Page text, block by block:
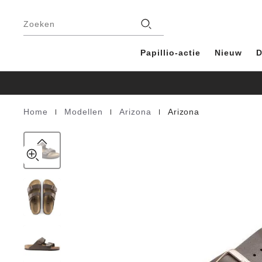
Zoeken
Papillio-actie Nieuw
Homepage
Home Modellen Arizona Arizona
product